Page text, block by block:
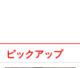
ピックアップ